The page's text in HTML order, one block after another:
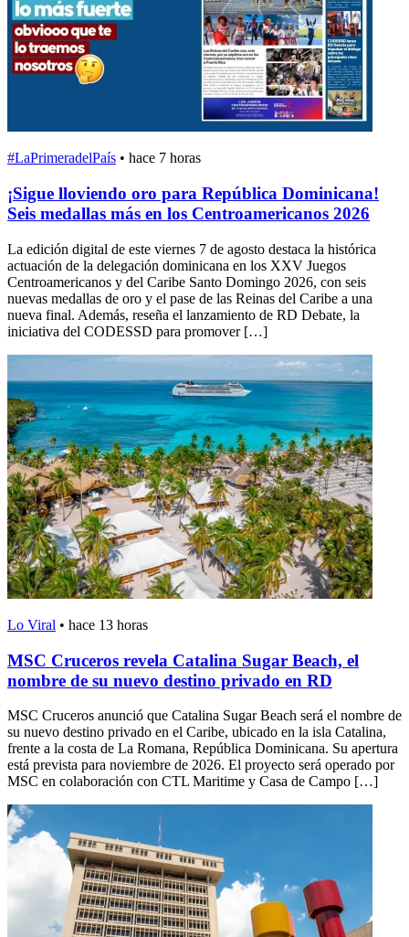
#LaPrimeradelPaís • hace 7 horas
¡Sigue lloviendo oro para República Dominicana!
Seis medallas más en los Centroamericanos 2026
La edición digital de este viernes 7 de agosto destaca la histórica
actuación de la delegación dominicana en los XXV Juegos
Centroamericanos y del Caribe Santo Domingo 2026, con seis
nuevas medallas de oro y el pase de las Reinas del Caribe a una
nueva final. Además, reseña el lanzamiento de RD Debate, la
iniciativa del CODESSD para promover […]
Lo Viral • hace 13 horas
MSC Cruceros revela Catalina Sugar Beach, el
nombre de su nuevo destino privado en RD
MSC Cruceros anunció que Catalina Sugar Beach será el nombre de
su nuevo destino privado en el Caribe, ubicado en la isla Catalina,
frente a la costa de La Romana, República Dominicana. Su apertura
está prevista para noviembre de 2026. El proyecto será operado por
MSC en colaboración con CTL Maritime y Casa de Campo […]